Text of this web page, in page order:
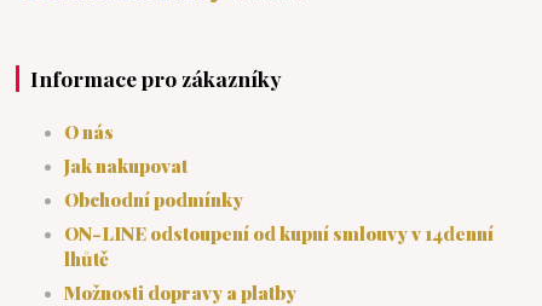
Informace pro zákazníky
O nás
Jak nakupovat
Obchodní podmínky
ON-LINE odstoupení od kupní smlouvy v 14denní
lhůtě
Možnosti dopravy a platby